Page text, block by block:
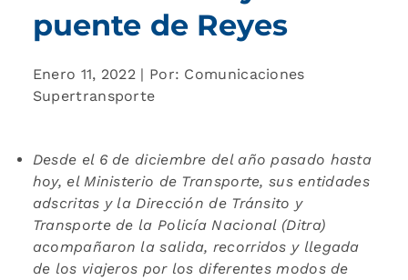
puente de Reyes
Enero 11, 2022 | Por: Comunicaciones
Supertransporte
Desde el 6 de diciembre del año pasado hasta
hoy, el Ministerio de Transporte, sus entidades
adscritas y la Dirección de Tránsito y
Transporte de la Policía Nacional (Ditra)
acompañaron la salida, recorridos y llegada
de los viajeros por los diferentes modosde